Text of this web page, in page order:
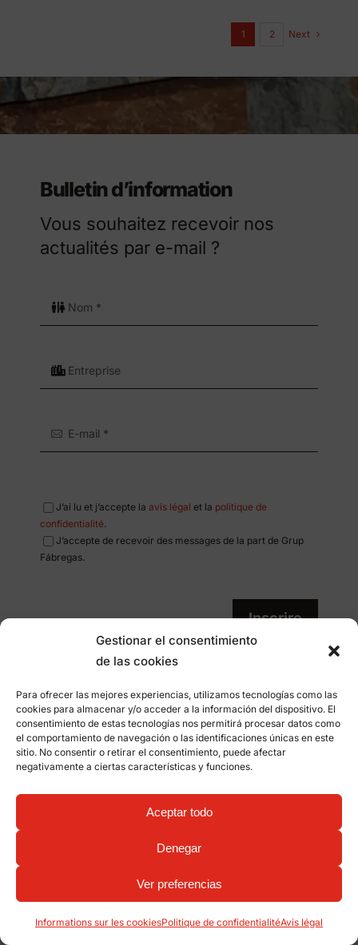
Gestionar el consentimiento
de las cookies
Para ofrecer las mejores experiencias, utilizamos tecnologías como las
cookies para almacenar y/o acceder a la información del dispositivo. El
consentimiento de estas tecnologías nos permitirá procesar datos como
el comportamiento de navegación o las identificaciones únicas en este
sitio. No consentir o retirar el consentimiento, puede afectar
negativamente a ciertas características y funciones.
Aceptar todo
Denegar
Ver preferencias
Informations sur les cookiesPolitique de confidentialitéAvis légal
1 2 Next
Bulletin d’information
Vous souhaitez recevoir nos
actualités par e-mail ?
J’ai lu et j’accepte la avis légal et la politique de
confidentialité.
J’accepte de recevoir des messages de la part de Grup
Fábregas.
Inscrire
Nous innovons dans les designs et les